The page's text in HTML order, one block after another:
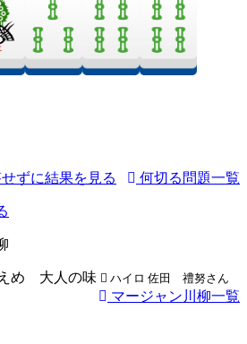
せずに結果を見る
何切る問題一覧
め 大人の味 ハイロ 佐田 禮努さん
マージャン川柳一覧